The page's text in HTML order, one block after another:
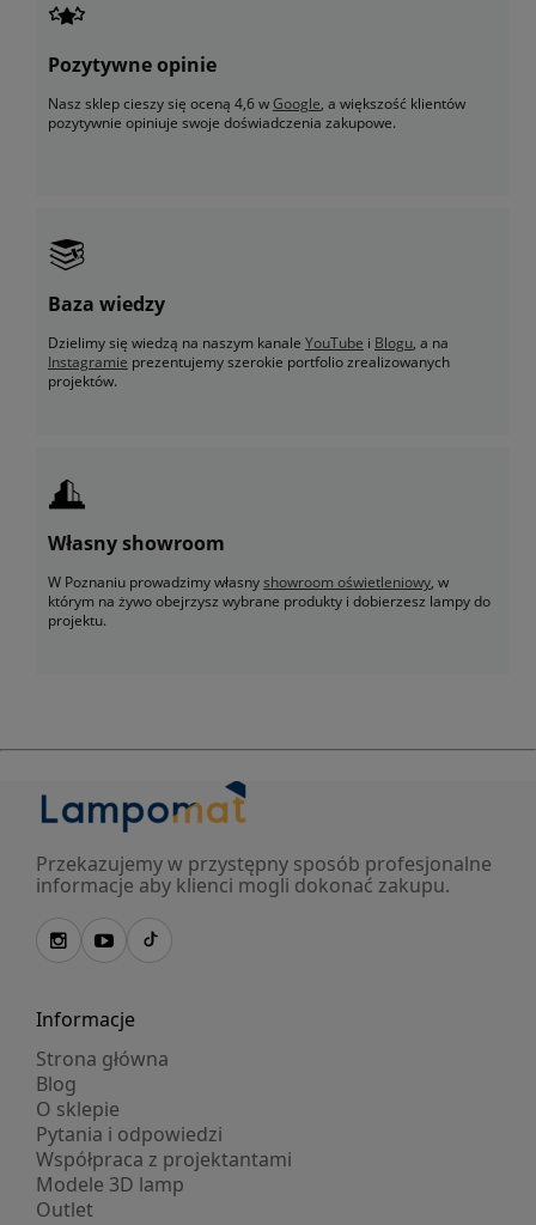
Pozytywne opinie
Nasz sklep cieszy się oceną 4,6 wGoogle, a większość klientów
pozytywnie opiniuje swoje doświadczenia zakupowe.
Baza wiedzy
Dzielimy się wiedzą na naszym kanale YouTube i Blogu, a na
Instagramie prezentujemy szerokie portfolio zrealizowanych
projektów.
Własny showroom
W Poznaniu prowadzimy własnyshowroom oświetleniowy, w
którym na żywo obejrzysz wybrane produkty i dobierzesz lampy do
projektu.
Przekazujemy w przystępny sposób profesjonalne
informacje aby klienci mogli dokonać zakupu.
Informacje
Strona główna
Blog
O sklepie
Pytania i odpowiedzi
Współpraca z projektantami
Modele 3D lamp
Outlet